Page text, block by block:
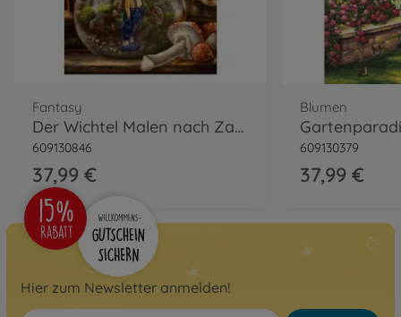
Fantasy
Der Wichtel Malen nach Zahlen
609130846
37,99 €
Blumen
609130379
37,99 €
Hier zum Newsletter anmelden!